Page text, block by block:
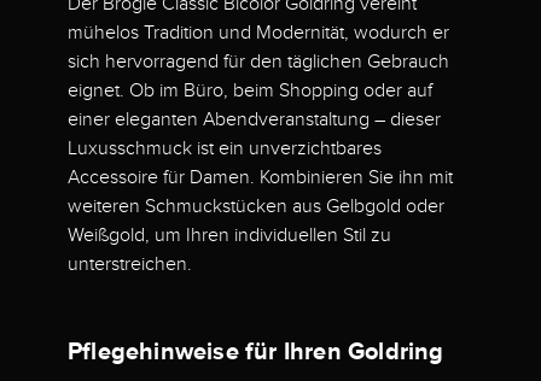
mühelos Tradition und Modernität, wodurch er
sich hervorragend für den täglichen Gebrauch
eignet. Ob im Büro, beim Shopping oder auf
einer eleganten Abendveranstaltung – dieser
Luxusschmuck ist ein unverzichtbares
Accessoire für Damen. Kombinieren Sie ihn mit
weiteren Schmuckstücken aus Gelbgold oder
Weißgold, um Ihren individuellen Stil zu
unterstreichen.
Pflegehinweise für Ihren Goldring